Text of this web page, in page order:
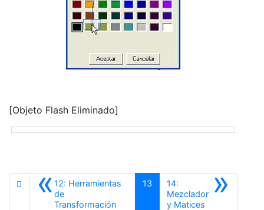
[Objeto Flash Eliminado]
«12: Herramientas
de
TransformaciónAnterior
13 »
14:
Mezclador
y Matices